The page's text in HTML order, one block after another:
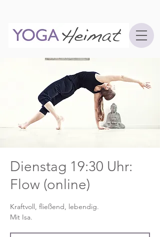
Dienstag 19:30 Uhr:
Flow (online)
Kraftvoll, fließend, lebendig.
Mit Isa.